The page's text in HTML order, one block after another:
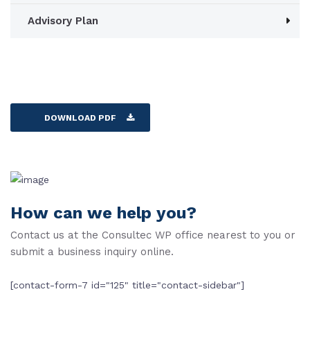
Advisory Plan
DOWNLOAD PDF
How can we help you?
Contact us at the Consultec WP office nearest to you or
submit a business inquiry online.
[contact-form-7 id="125" title="contact-sidebar"]